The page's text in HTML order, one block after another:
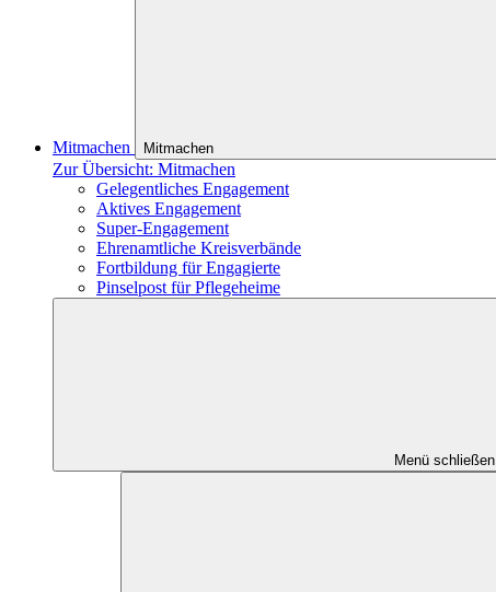
Mitmachen Mitmachen
Zur Übersicht: Mitmachen
Gelegentliches Engagement
Aktives Engagement
Super-Engagement
Ehrenamtliche Kreisverbände
Fortbildung für Engagierte
Pinselpost für Pflegeheime
Menü schließen